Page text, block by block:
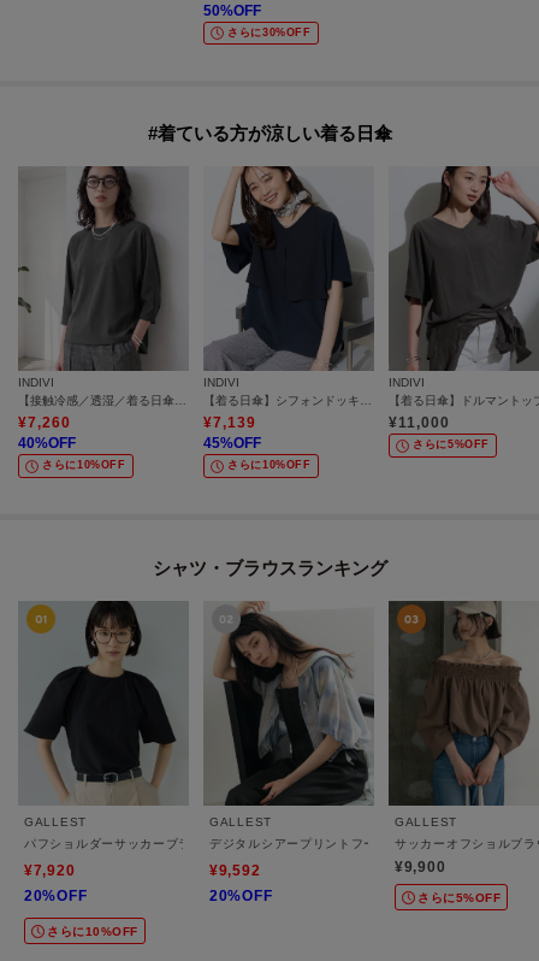
50%OFF
さらに30%OFF
#着ている方が涼しい着る日傘
INDIVI
【接触冷感／透湿／着る日傘】ドルマントップス
¥7,260
40%OFF
さらに10%OFF
INDIVI
【着る日傘】シフォンドッキングブラウス
¥7,139
45%OFF
さらに10%OFF
INDIVI
【着る日傘】ドルマントッ
¥11,000
さらに5%OFF
シャツ・ブラウスランキング
GALLEST
パフショルダーサッカーブラウス
¥7,920
20%OFF
さらに10%OFF
GALLEST
デジタルシアープリントフーディーシャツ
¥9,592
20%OFF
GALLEST
サッカーオフショルブ
¥9,900
さらに5%OFF